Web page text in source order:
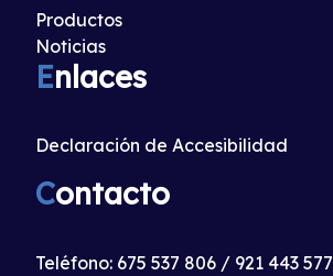
Productos
Noticias
Enlaces
Declaración de Accesibilidad
Contacto
Teléfono: 675 537 806 / 921 443 577